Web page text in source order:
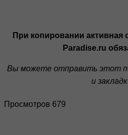
При копировании активная
Paradise.ru
Вы можете отправить этот
и
Просмотров 679